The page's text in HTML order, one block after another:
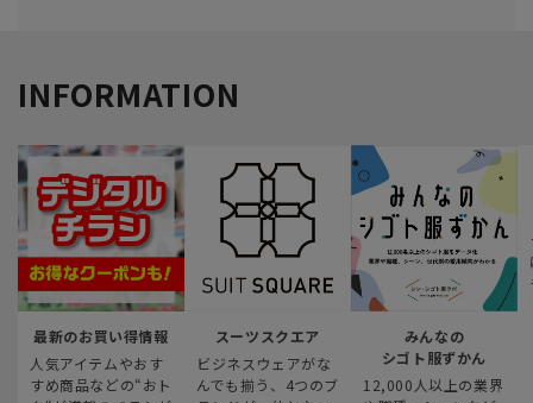
INFORMATION
最新のお買い得情報
人気アイテムやおす
すめ商品などの“おト
スーツスクエア
ビジネスウェアがな
んでも揃う、4つのブ
みんなの
シゴト服ずかん
12,000人以上の業界